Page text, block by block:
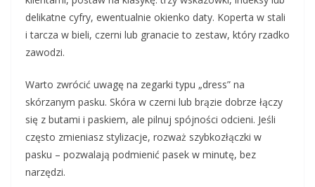
delikatne cyfry, ewentualnie okienko daty. Koperta w stali
i tarcza w bieli, czerni lub granacie to zestaw, który rzadko
zawodzi.
Warto zwrócić uwagę na zegarki typu „dress” na
skórzanym pasku. Skóra w czerni lub brązie dobrze łączy
się z butami i paskiem, ale pilnuj spójności odcieni. Jeśli
często zmieniasz stylizacje, rozważ szybkozłączki w
pasku – pozwalają podmienić pasek w minutę, bez
narzędzi.